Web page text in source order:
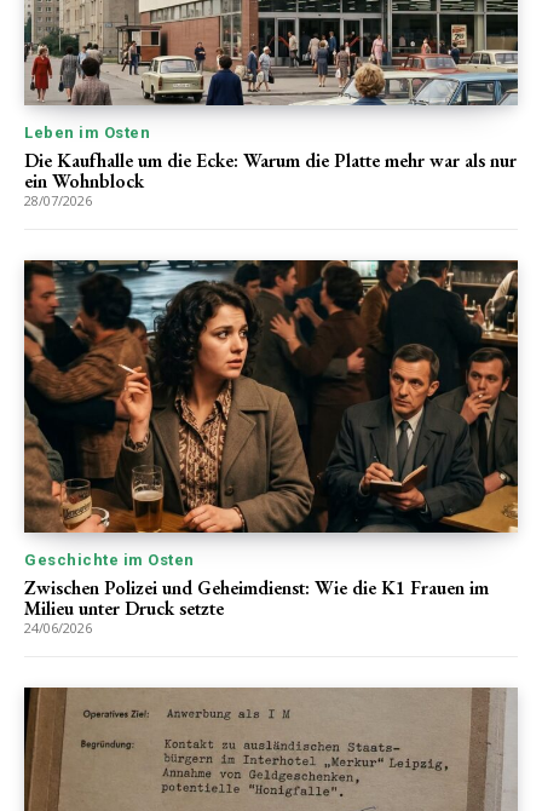
Leben im Osten
Die Kaufhalle um die Ecke: Warum die Platte mehr war als nur
ein Wohnblock
28/07/2026
Geschichte im Osten
Zwischen Polizei und Geheimdienst: Wie die K1 Frauen im
Milieu unter Druck setzte
24/06/2026